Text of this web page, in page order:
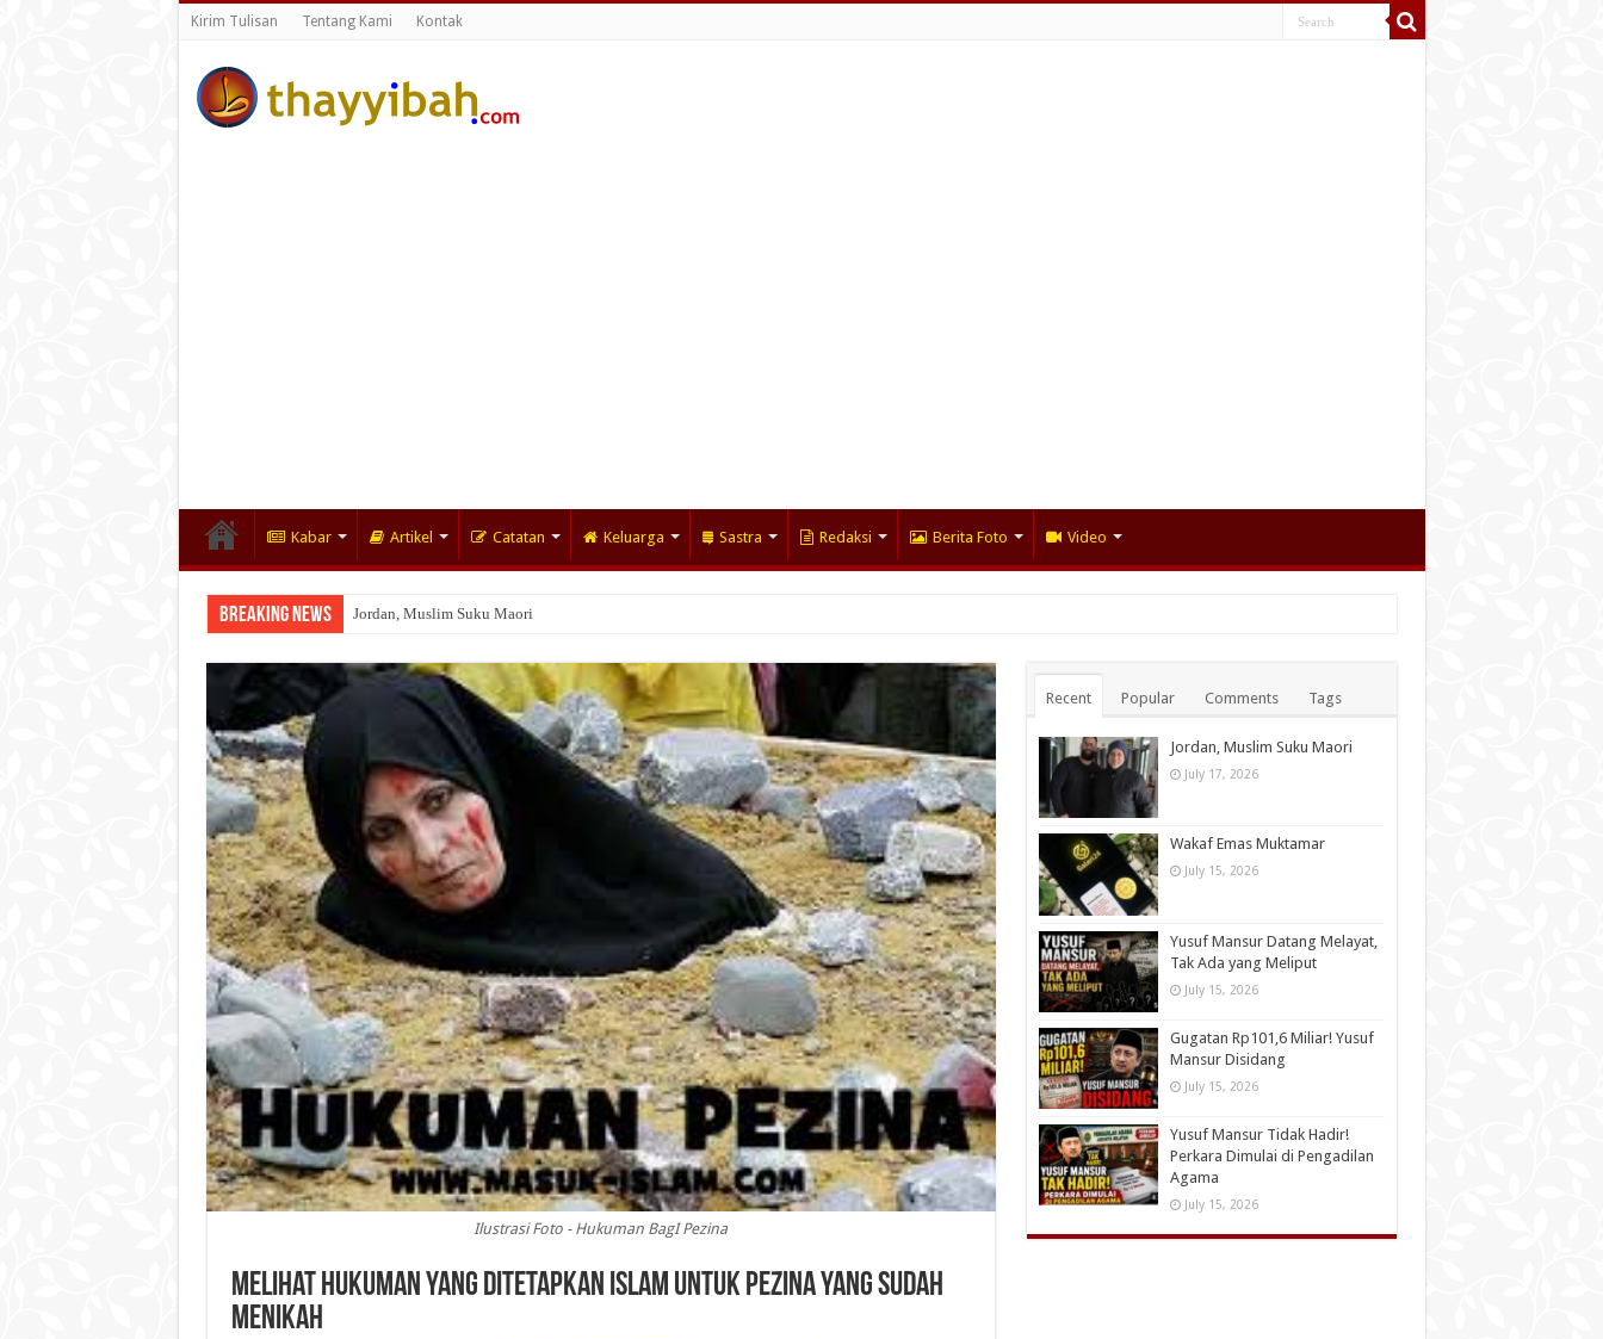
Kirim Tulisan Tentang Kami Kontak
Kabar Artikel Catatan Keluarga Sastra Redaksi Berita Foto Video
Breaking News Jordan, Muslim Suku Maori
Wakaf Emas Muktamar
Ilustrasi Foto - Hukuman BagI Pezina
Melihat Hukuman yang Ditetapkan Islam untuk Pezina yang Sudah
Menikah
Recent Popular Comments Tags
Jordan, Muslim Suku Maori
July 17, 2026
Wakaf Emas Muktamar
July 15, 2026
Yusuf Mansur Datang Melayat,
Tak Ada yang Meliput
July 15, 2026
Gugatan Rp101,6 Miliar! Yusuf
Mansur Disidang
July 15, 2026
Yusuf Mansur Tidak Hadir!
Perkara Dimulai di Pengadilan
Agama
July 15, 2026